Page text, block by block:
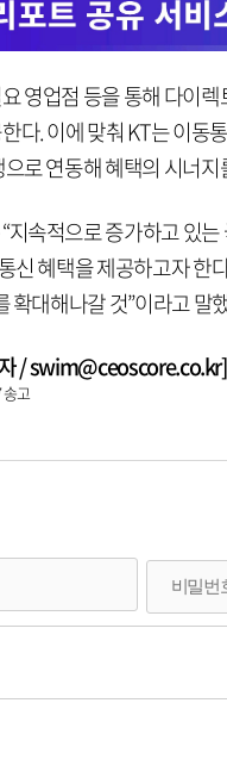
영업점 등을 통해 다이
다. 이에 맞춰 KT는 이동
로 연동해 혜택의 시너
지속적으로 증가하고 있
신 혜택을 제공하고자 한
확대해나갈 것”이라고 말
/ swim@ceoscore.co.kr]
송고